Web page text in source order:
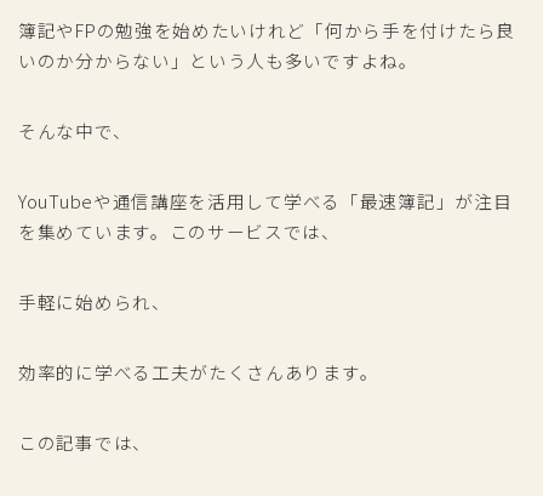
簿記やFPの勉強を始めたいけれど「何から手を付けたら良
いのか分からない」という人も多いですよね。
そんな中で、
YouTubeや通信講座を活用して学べる「最速簿記」が注目
を集めています。このサービスでは、
手軽に始められ、
効率的に学べる工夫がたくさんあります。
この記事では、